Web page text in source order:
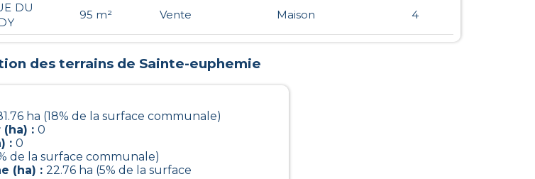
DU
95 m² Vente Maison 4
des terrains de Sainte-euphemie
ha (18% de la surface communale)
: 0
: 0
de la surface communale)
(ha) : 22.76 ha (5% de la surface